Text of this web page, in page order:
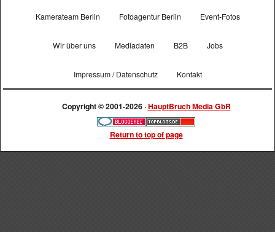
Kamerateam Berlin Fotoagentur Berlin Event-Fotos
Wir über uns Mediadaten B2B Jobs
Impressum / Datenschutz Kontakt
Copyright © 2001-2026 ·HauptBruch Media GbR
Return to top of page